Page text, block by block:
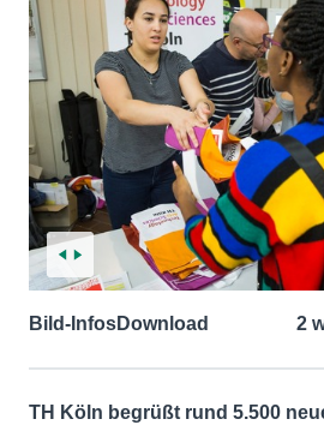
Bild-InfosDownload 2
TH Köln begrüßt rund 5.500